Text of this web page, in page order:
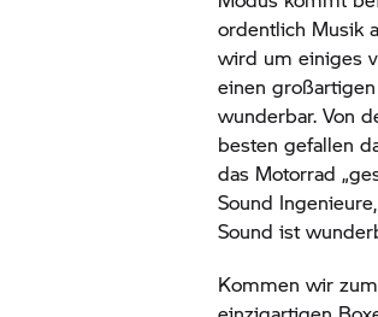
ordentlich Musik
wird um einiges
einen
wunderbar. Von
besten gefallen
das Motorrad
Sound
Sound ist
Kommen wir